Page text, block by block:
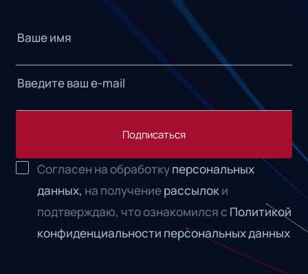
Подписаться
Согласен на обработкуперсональных
данных, на получениерассылоки
подтверждаю, что ознакомился с Политикой
конфиденциальности персональных данных